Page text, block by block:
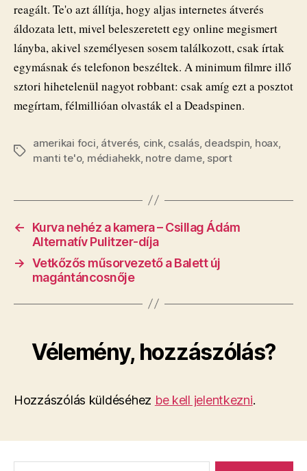
reagált. Te'o azt állítja, hogy aljas internetes átverés
áldozata lett, mivel beleszeretett egy online megismert
lányba, akivel személyesen sosem találkozott, csak írtak
egymásnak és telefonon beszéltek. A minimum filmre illő
sztori hihetelenül nagyot robbant: csak amíg ezt a posztot
megírtam, félmillióan olvasták el a Deadspinen.
Címkék
amerikai foci átverés, cink, csalás, deadspin hoax,
manti te'o, médiahekk, notre dame, sport
←
Kurva nehéz a kamera – Csillag Ádám
Alternatív Pulitzer-díja
→ Vetkőzős műsorvezető a Balett új
magántáncosnője
Vélemény, hozzászólás?
Hozzászólás küldéséhez be kell jelentkezni.